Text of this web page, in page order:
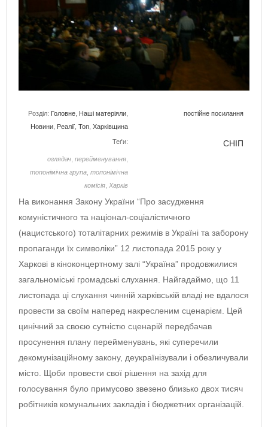
Розділ: Головне Наші матеріяли
Новини Реалії Топ Харківщина
постійне посилання
Теґи:
оглядач перейменування
топонімічна група топонімічна
комісія Харків
СНІП
На виконання Закону України “Про засудження
комуністичного та націонал-соціалістичного
(нацистського) тоталітарних режимів в Україні та заборону
пропаганди їх символіки” 12 листопада 2015 року у
Харкові в кіноконцертному залі “Україна” продовжилися
загальноміські громадські слухання. Найгадаймо, що 11
листопада ці слухання чинній харківській владі не вдалося
провести за своїм наперед накресленим сценарієм. Цей
цинічний за своєю сутністю сценарій передбачав
просунення плану перейменувань, які суперечили
декомунізаційному закону, деукраїнізували і обезличували
місто. Щоби провести свої рішення на захід для
голосування було примусово звезено близько двох тисяч
робітників комунальних закладів і бюджетних організацій.